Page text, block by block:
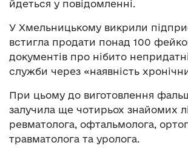
йдеться у повідомленні.
У Хмельницькому викрили
встигла продати понад 100
документів про нібито
служби через «наявність
При цьому до виготовлення
залучила ще чотирьох знайомих
ревматолога, офтальмолога,
травматолога та уролога.